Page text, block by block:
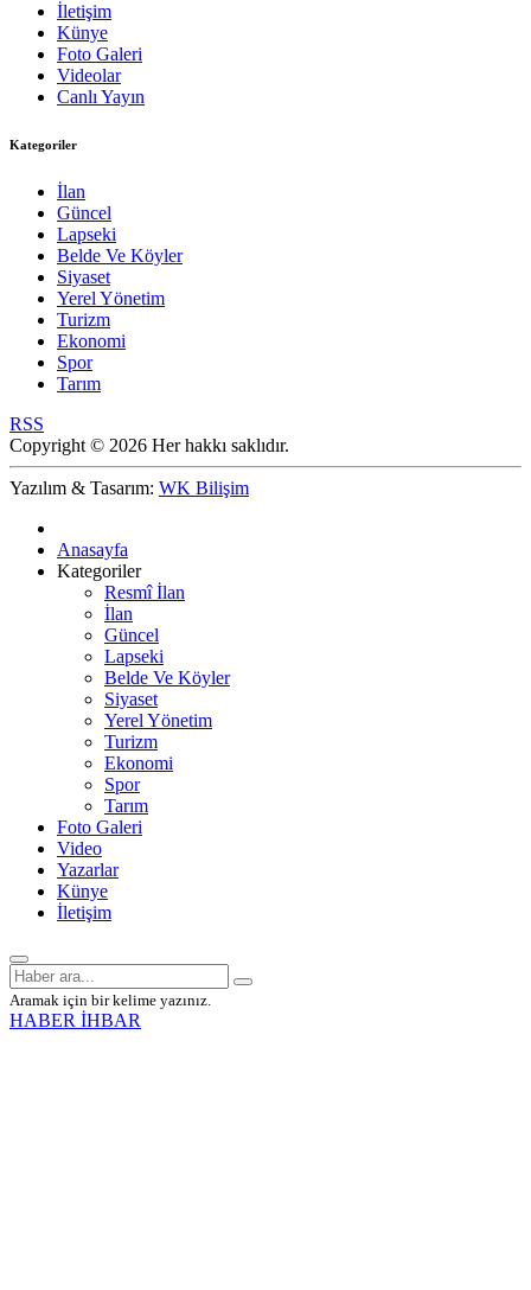
İletişim
Künye
Foto Galeri
Videolar
Canlı Yayın
Kategoriler
İlan
Güncel
Lapseki
Belde Ve Köyler
Siyaset
Yerel Yönetim
Turizm
Ekonomi
Spor
Tarım
RSS
Copyright © 2026 Her hakkı saklıdır.
Yazılım & Tasarım: WK Bilişim
Anasayfa
Kategoriler
Resmî İlan
İlan
Güncel
Lapseki
Belde Ve Köyler
Siyaset
Yerel Yönetim
Turizm
Ekonomi
Spor
Tarım
Foto Galeri
Video
Yazarlar
Künye
İletişim
Aramak için bir kelime yazınız.
HABER İHBAR